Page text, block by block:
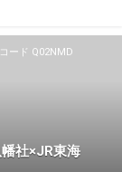
ード Q02NMD
幡社×JR東海